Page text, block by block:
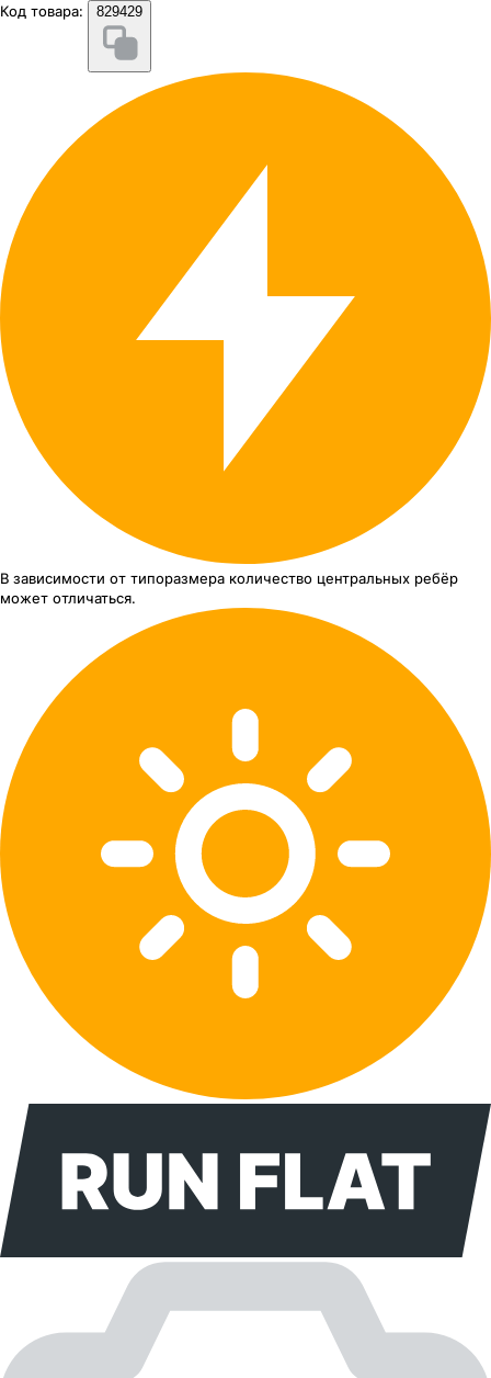
Код товара: 829429
В зависимости от типоразмера количество центральных ребёр
может отличаться.